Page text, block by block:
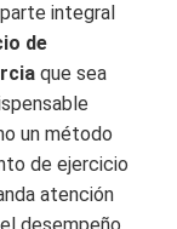
integral
de
que sea
un método
de ejercicio
atención